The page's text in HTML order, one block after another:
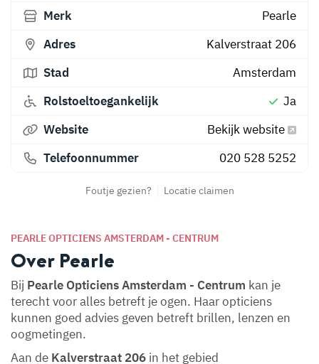
PEARLE OPTICIENS AMSTERDAM - CENTRUM
Over Pearle
Bij Pearle Opticiens Amsterdam - Centrum kan je
terecht voor alles betreft je ogen. Haar opticiens
kunnen goed advies geven betreft brillen, lenzen en
oogmetingen.
Aan de Kalverstraat 206 in het gebied
Merk
Pearle
Adres
Kalverstraat 206
Stad
Amsterdam
Rolstoeltoegankelijk
Ja
Website
Bekijk website
Telefoonnummer
020 528 5252
Foutje gezien? Locatie claimen